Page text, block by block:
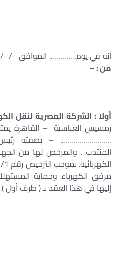
أنه في يوم………….. الموافق / /
من : –
أولا : الشركة المصرية لنقل
رمسيس العباسية – القاهرة
…………………….. – بصفته رئيس
المنتدب . والمرخص لها من
إليها في هذا العقد بـ ( طرف أول ).